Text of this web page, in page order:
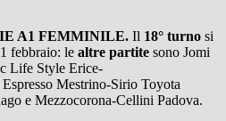
A1 FEMMINILE. Il 18° turno si
febbraio: le altre partite sono Jomi
Life Style Erice-
Mestrino-Sirio Toyota
e Mezzocorona-Cellini Padova.